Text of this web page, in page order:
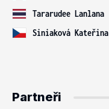
Tararudee Lanlana
Siniaková Kateřina
Partneři